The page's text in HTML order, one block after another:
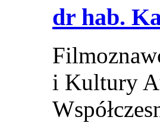
dr hab.
i Kultury